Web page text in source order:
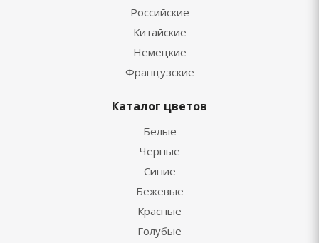
Российские
Китайские
Немецкие
Французские
Каталог цветов
Белые
Черные
Синие
Бежевые
Красные
Голубые